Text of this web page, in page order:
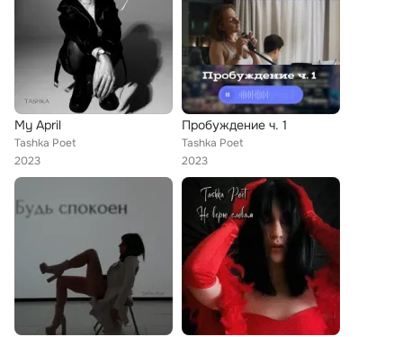
My April
Tashka Poet
2023
Пробуждение ч. 1
Tashka Poet
2023